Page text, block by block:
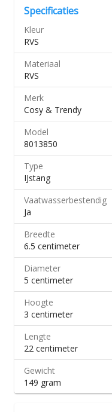
Specificaties
Kleur
RVS
Materiaal
RVS
Merk
Cosy & Trendy
Model
8013850
Type
IJstang
Vaatwasserbestendig
Ja
Breedte
6.5 centimeter
Diameter
5 centimeter
Hoogte
3 centimeter
Lengte
22 centimeter
Gewicht
149 gram